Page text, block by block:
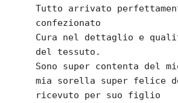
Tutto arrivato
confezionato
Cura nel dettaglio e
del tessuto.
Sono super contenta del
mia sorella super felice
ricevuto per suo figlio